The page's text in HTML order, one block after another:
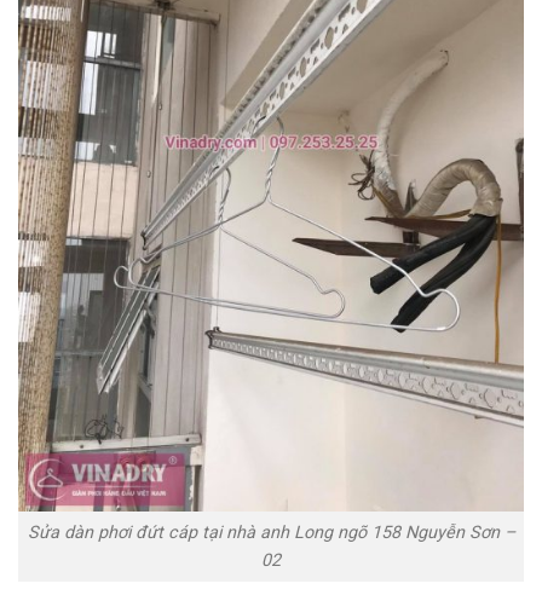
Sửa dàn phơi đứt cáp tại nhà anh Long ngõ 158 Nguyễn Sơn –
02